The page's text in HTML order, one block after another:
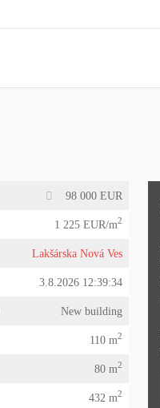
98 000 EUR
1 225 EUR/m2
Lakšárska Nová Ves
3.8.2026 12:39:34
New building
110 m2
80 m2
432 m2